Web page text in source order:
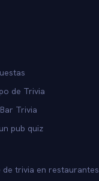
de Trivia
Trivia
pub quiz
de trivia en restaurantes